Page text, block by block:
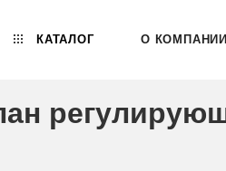
КАТАЛОГ О КОМПАНИИ